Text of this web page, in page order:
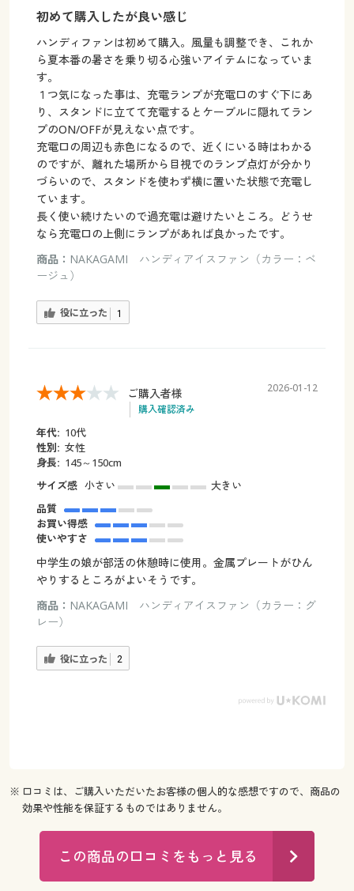
初めて購入したが良い感じ
ハンディファンは初めて購入。風量も調整でき、これか
ら夏本番の暑さを乗り切る心強いアイテムになっていま
す。
１つ気になった事は、充電ランプが充電口のすぐ下にあ
り、スタンドに立てて充電するとケーブルに隠れてラン
プのON/OFFが見えない点です。
充電口の周辺も赤色になるので、近くにいる時はわかる
のですが、離れた場所から目視でのランプ点灯が分かり
づらいので、スタンドを使わず横に置いた状態で充電し
ています。
長く使い続けたいので過充電は避けたいところ。どうせ
なら充電口の上側にランプがあれば良かったです。
商品： NAKAGAMI ハンディアイスファン（カラー：ベ
ージュ）
役に立った 1
ご購入者様
購入確認済み
2026-01-12
年代: 10代
性別: 女性
身長: 145～150cm
サイズ感 小さい
大きい
品質
お買い得感
使いやすさ
中学生の娘が部活の休憩時に使用。金属プレートがひん
やりするところがよいそうです。
商品： NAKAGAMI ハンディアイスファン（カラー：グ
レー）
役に立った 2
※ 口コミは、ご購入いただいたお客様の個人的な感想ですので、商品の
効果や性能を保証するものではありません。
この商品の口コミをもっと見る